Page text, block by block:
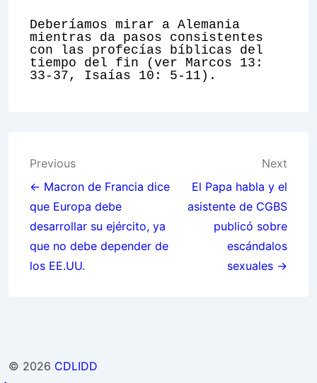
Deberíamos mirar a Alemania
mientras da pasos consistentes
con las profecías bíblicas del
tiempo del fin (ver Marcos 13:
33-37, Isaías 10: 5-11).
Post
navigation
Previous
← Macron de Francia dice
que Europa debe
desarrollar su ejército, ya
que no debe depender de
los EE.UU.
Next
El Papa habla y el
asistente de CGBS
publicó sobre
escándalos
sexuales →
© 2026 CDLIDD